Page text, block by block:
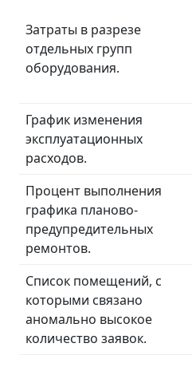
Затраты в разрезе
отдельных групп
оборудования.
График изменения
эксплуатационных
расходов.
Процент выполнения
графика планово-
предупредительных
ремонтов.
Список помещений, с
которыми связано
аномально высокое
количество заявок.